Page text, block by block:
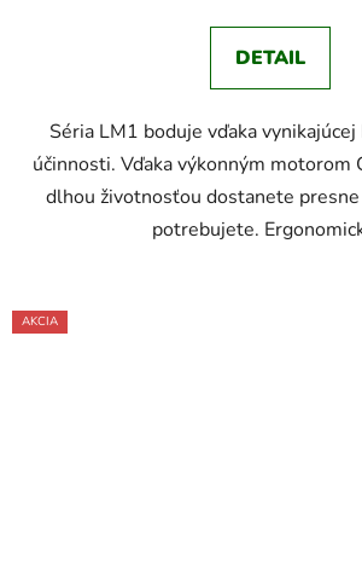
DETAIL
Séria LM1 boduje vďaka
účinnosti. Vďaka výkonným motorom
dlhou životnosťou dostanete
potrebujete.
AKCIA